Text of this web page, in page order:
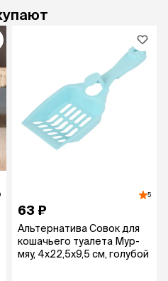
5
63 ₽
Альтернатива Совок для
кошачьего туалета Мур-
мяу, 4x22,5x9,5 см, голубой